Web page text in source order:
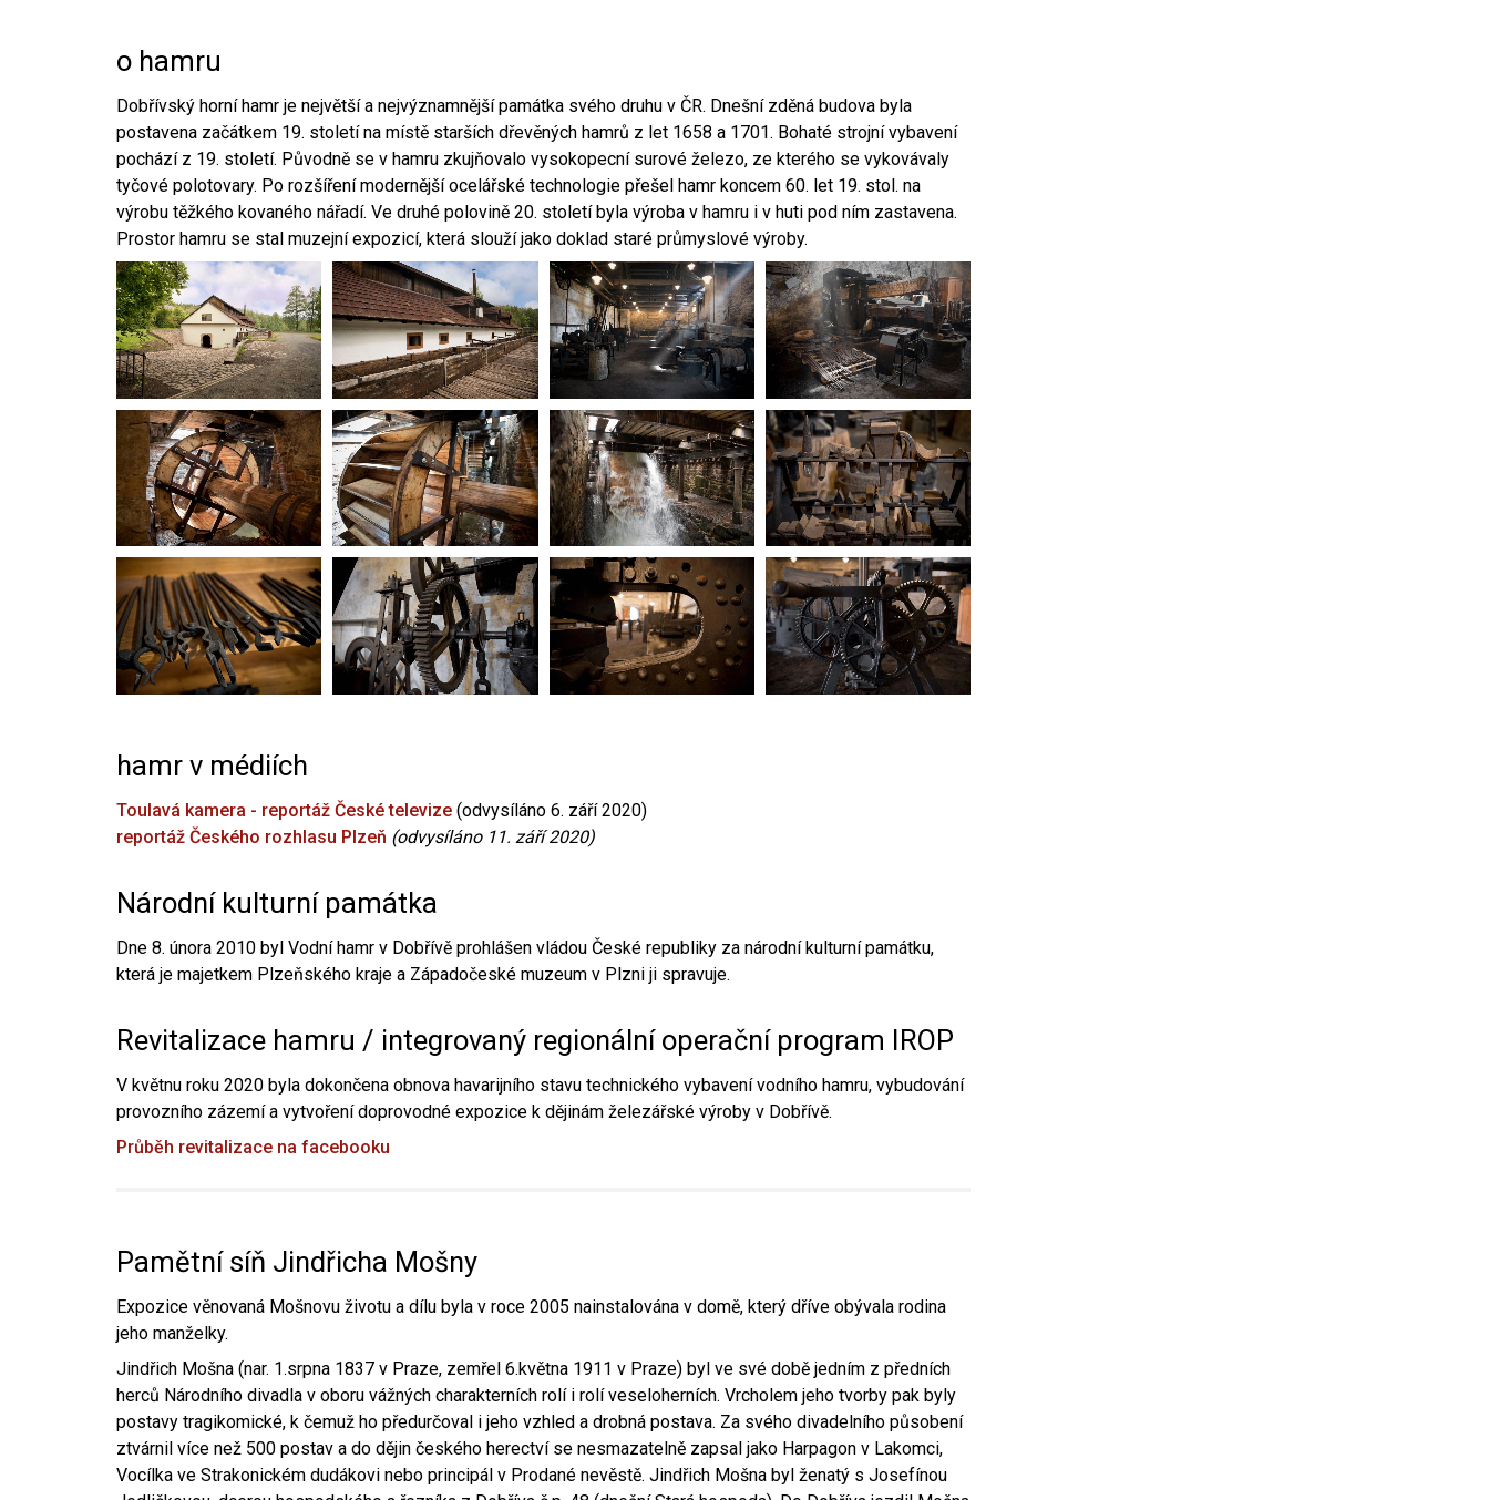
o hamru
Dobřívský horní hamr je největší a nejvýznamnější památka svého druhu v ČR. Dnešní zděná budova byla
postavena začátkem 19. století na místě starších dřevěných hamrů z let 1658 a 1701. Bohaté strojní vybavení
pochází z 19. století. Původně se v hamru zkujňovalo vysokopecní surové železo, ze kterého se vykovávaly
tyčové polotovary. Po rozšíření modernější ocelářské technologie přešel hamr koncem 60. let 19. stol. na
výrobu těžkého kovaného nářadí. Ve druhé polovině 20. století byla výroba v hamru i v huti pod ním zastavena.
Prostor hamru se stal muzejní expozicí, která slouží jako doklad staré průmyslové výroby.
hamr v médiích
Toulavá kamera - reportáž České televize (odvysíláno 6. září 2020)
reportáž Českého rozhlasu Plzeň (odvysíláno 11. září 2020)
Národní kulturní památka
Dne 8. února 2010 byl Vodní hamr v Dobřívě prohlášen vládou České republiky za národní kulturní památku,
která je majetkem Plzeňského kraje a Západočeské muzeum v Plzni ji spravuje.
Revitalizace hamru / integrovaný regionální operační program IROP
V květnu roku 2020 byla dokončena obnova havarijního stavu technického vybavení vodního hamru, vybudování
provozního zázemí a vytvoření doprovodné expozice k dějinám železářské výroby v Dobřívě.
Průběh revitalizace na facebooku
Pamětní síň Jindřicha Mošny
Expozice věnovaná Mošnovu životu a dílu byla v roce 2005 nainstalována v domě, který dříve obývala rodina
jeho manželky.
Jindřich Mošna (nar. 1.srpna 1837 v Praze, zemřel 6.května 1911 v Praze) byl ve své době jedním z předních
herců Národního divadla v oboru vážných charakterních rolí i rolí veseloherních. Vrcholem jeho tvorby pak byly
postavy tragikomické, k čemuž ho předurčoval i jeho vzhled a drobná postava. Za svého divadelního působení
ztvárnil více než 500 postav a do dějin českého herectví se nesmazatelně zapsal jako Harpagon v Lakomci,
Vocílka ve Strakonickém dudákovi nebo principál v Prodané nevěstě. Jindřich Mošna byl ženatý s Josefínou